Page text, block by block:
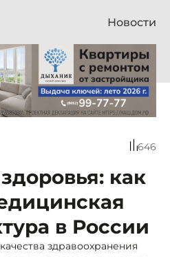
Новости
646
как
в России
здравоохранения